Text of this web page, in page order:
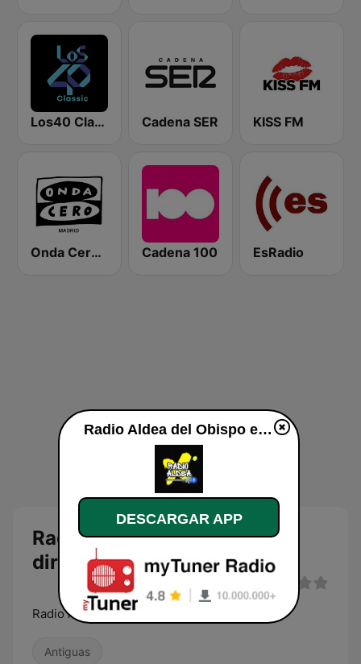
Los40 Classic Cadena SER KISS FM
Onda Cero Madrid Cadena 100 EsRadio
Radio Aldea del Obispo en
directo
Radio Aldea del Obispo
Antiguas
Radio Aldea del Obispo en vivo
DESCARGAR APP